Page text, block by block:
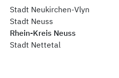
Stadt Neukirchen-Vlyn
Stadt Neuss
Rhein-Kreis Neuss
Stadt Nettetal